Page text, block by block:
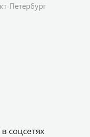
Петербург
соцсетях